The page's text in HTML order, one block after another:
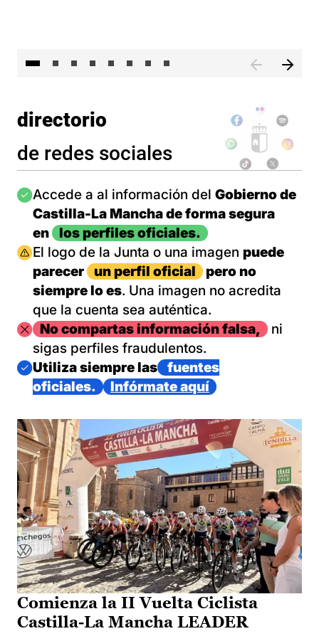
directorio
de redes sociales
Imagen
Accede a al información del Gobierno de
Castilla-La Mancha de forma segura
en
los perfiles oficiales.
Imagen
El logo de la Junta o una imagen puede
parecer
un perfil oficial
pero no
siempre lo es. Una imagen no acredita
que la cuenta sea auténtica.
ImagenNo compartas información falsa,
ni
sigas perfiles fraudulentos.
Imagen
Utiliza siempre las
fuentes
oficiales.
Infórmate aquí
Comienza la II Vuelta Ciclista
Castilla-La Mancha LEADER